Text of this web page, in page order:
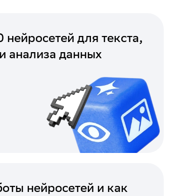
для текста,
анализа данных
нейросетей и как